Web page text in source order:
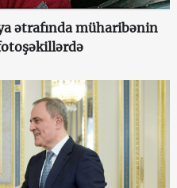
ətrafında müharibənin